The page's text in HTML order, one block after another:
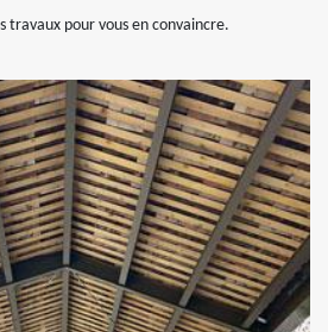
travaux pour vous en convaincre.